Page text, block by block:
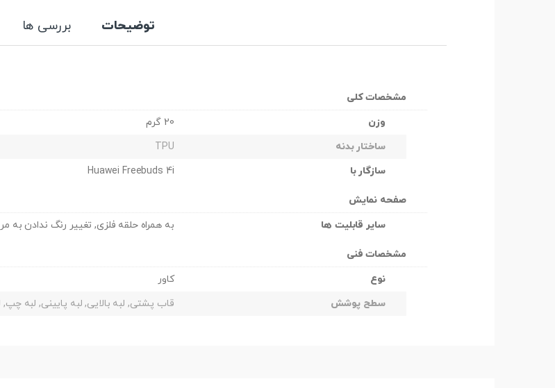
توضیحات بررسی ها
مشخصات کلی
وزن
20 گرم
ساختار بدنه
TPU
سازگار با
Huawei Freebuds 4i
صفحه نمایش
سایر قابلیت ها
به همراه حلقه فلزی, تغییر رنگ ندادن به
مشخصات فنی
نوع
کاور
سطح پوشش
قاب پشتی, لبه بالایی, لبه پایینی, لبه